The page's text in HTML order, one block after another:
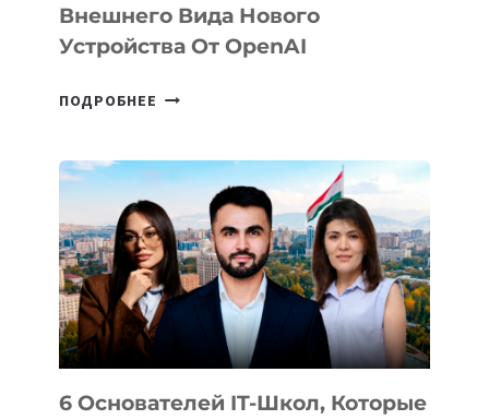
Внешнего Вида Нового
Устройства От OpenAI
ПОДРОБНЕЕ СТАЛИ
ВНЕШНЕГО
ВИДА
НОВОГО
УСТРОЙСТВА
ОТ
OPENAI
6 Основателей IT-Школ, Которые